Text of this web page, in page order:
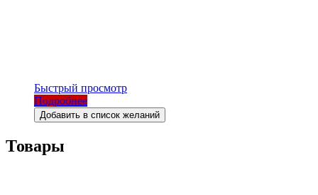
Быстрый просмотр
Подробнее
Добавить в список желаний
Товары